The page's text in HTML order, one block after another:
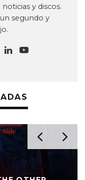
y discos.
segundo y